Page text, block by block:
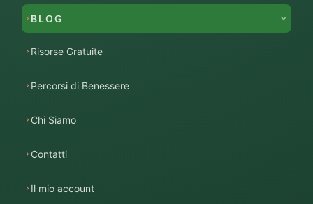
BLOG
Risorse Gratuite
Percorsi di Benessere
Chi Siamo
Contatti
Il mio account